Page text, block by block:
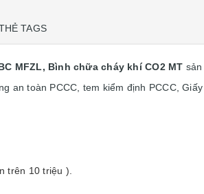
TAGS
MFZL, Bình chữa cháy khí CO2 MT
an toàn PCCC, tem kiểm định PCCC,
trên 10 triệu ).